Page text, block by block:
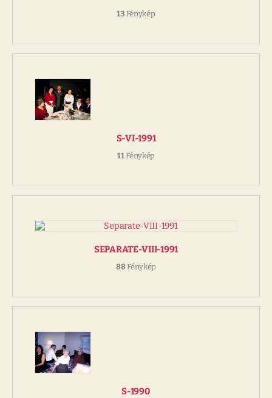
13Fénykép
S-VI-1991
11Fénykép
SEPARATE-VIII-1991
88Fénykép
S-1990